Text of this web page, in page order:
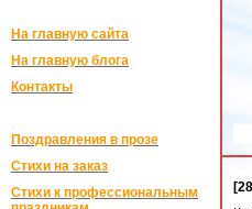
На главную сайта
На главную блога
Контакты
Поздравления в прозе
Стихи на заказ
Стихи к профессиональным